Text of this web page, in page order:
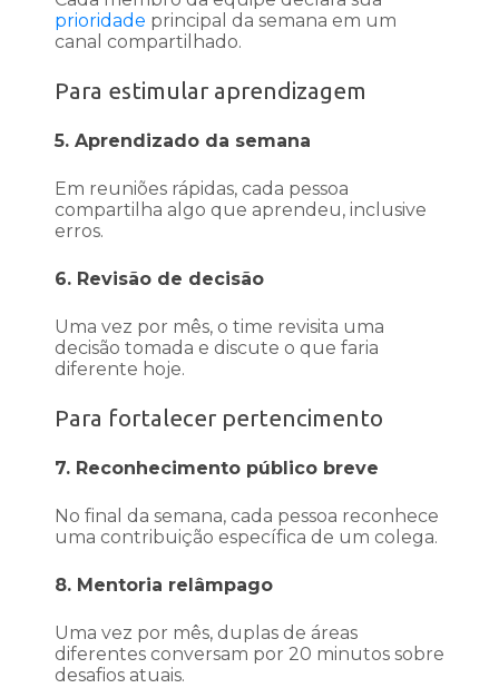
prioridade principal da semana em um
canal compartilhado.
Para estimular aprendizagem
5. Aprendizado da semana
Em reuniões rápidas, cada pessoa
compartilha algo que aprendeu, inclusive
erros.
6. Revisão de decisão
Uma vez por mês, o time revisita uma
decisão tomada e discute o que faria
diferente hoje.
Para fortalecer pertencimento
7. Reconhecimento público breve
No final da semana, cada pessoa reconhece
uma contribuição específica de um colega.
8. Mentoria relâmpago
Uma vez por mês, duplas de áreas
diferentes conversam por 20 minutos sobre
desafios atuais.